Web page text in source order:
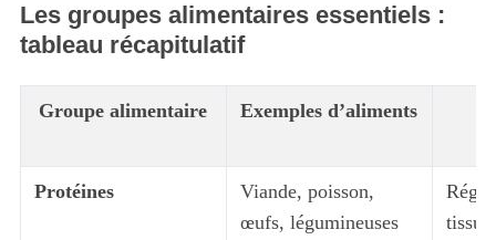
Les groupes alimentaires essentiels :
tableau récapitulatif
Groupe alimentaire Exemples d’aliments
Protéines
Viande, poisson,
œufs, légumineuses